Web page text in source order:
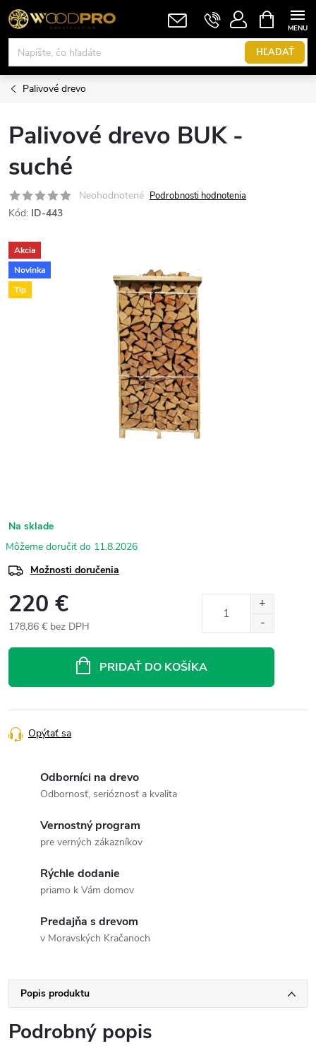
Prejsť
na
obsah
HĽADAŤ
KOŠÍK
Palivové drevo
Palivové drevo BUK -
suché
Neohodnotené Podrobnosti hodnotenia
Kód: ID-443
Akcia
Novinka
Tip
Na sklade
11.8.2026
Možnosti doručenia
220 €
178,86 € bez DPH
PRIDAŤ DO KOŠÍKA
Opýtať sa
Odborníci na drevo
Odbornosť, serióznosť a kvalita
Vernostný program
pre verných zákazníkov
Rýchle dodanie
priamo k Vám domov
Predajňa s drevom
v Moravských Kračanoch
Popis produktu
Podrobný popis